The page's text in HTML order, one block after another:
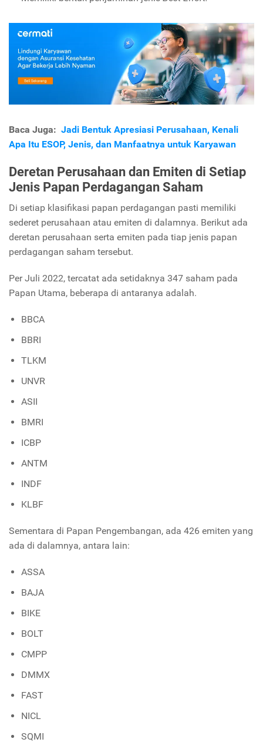
Baca Juga: Jadi Bentuk Apresiasi Perusahaan, Kenali
Apa Itu ESOP, Jenis, dan Manfaatnya untuk Karyawan
Deretan Perusahaan dan Emiten di Setiap
Jenis Papan Perdagangan Saham
Di setiap klasifikasi papan perdagangan pasti memiliki
sederet perusahaan atau emiten di dalamnya. Berikut ada
deretan perusahaan serta emiten pada tiap jenis papan
perdagangan saham tersebut.
Per Juli 2022, tercatat ada setidaknya 347 saham pada
Papan Utama, beberapa di antaranya adalah.
BBCA
BBRI
TLKM
UNVR
ASII
BMRI
ICBP
ANTM
INDF
KLBF
Sementara di Papan Pengembangan, ada 426 emiten yang
ada di dalamnya, antara lain:
ASSA
BAJA
BIKE
BOLT
CMPP
DMMX
FAST
NICL
SQMI